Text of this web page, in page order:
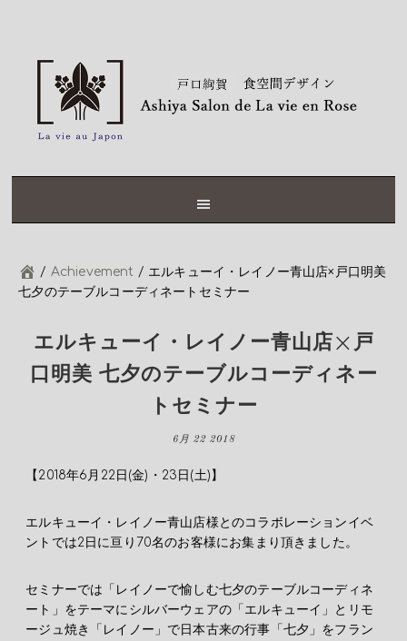
navigation
/ Achievement / エルキューイ・レイノー青山店×戸口明美
七夕のテーブルコーディネートセミナー
エルキューイ・レイノー青山店×戸
口明美 七夕のテーブルコーディネー
トセミナー
6月 22 2018
【2018年6月22日(金)・23日(土)】
エルキューイ・レイノー青山店様とのコラボレーションイベ
ントでは2日に亘り70名のお客様にお集まり頂きました。
セミナーでは「レイノーで愉しむ七夕のテーブルコーディネ
ート」をテーマにシルバーウェアの「エルキューイ」とリモ
ージュ焼き「レイノー」で日本古来の行事「七夕」をフラン